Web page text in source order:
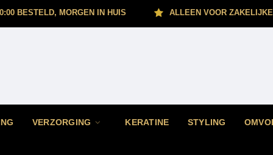
BESTELD, MORGEN IN HUIS ALLEEN VOOR
VERZORGING KERATINE STYLING